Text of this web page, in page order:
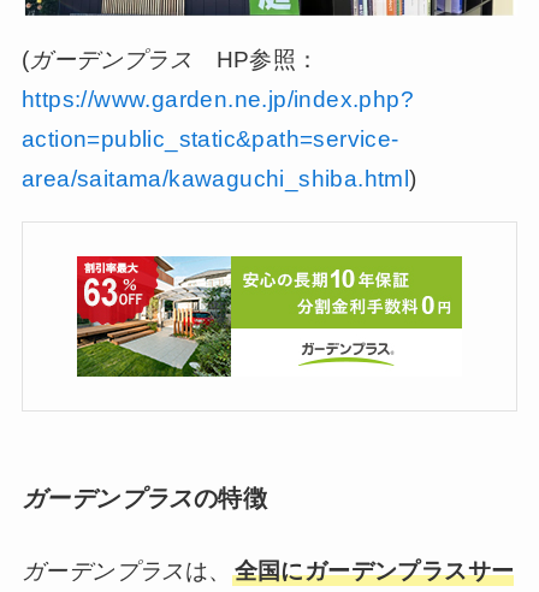
(ガーデンプラス
HP参照：
https://www.garden.ne.jp/index.php?
action=public_static&path=service-
area/saitama/kawaguchi_shiba.html)
ガーデンプラスの特徴
ガーデンプラスは、 全国にガーデンプラスサー